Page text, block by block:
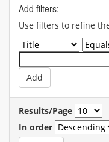
Add filters:
Use filters to refine
Results/Page
In order